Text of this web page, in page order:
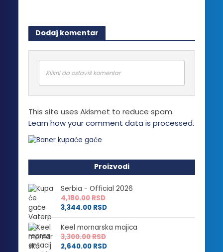
Dodaj komentar
Klikni da ostaviš komentar
This site uses Akismet to reduce spam.
Learn how your comment data is processed.
Proizvodi
Serbia - Official 2026
4,180.00RSD
3,344.00 RSD
Keel mornarska majica
3,300.00RSD
2,640.00 RSD